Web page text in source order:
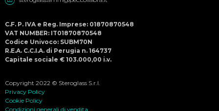
C.F. P. IVA e Reg. Imprese: 01870870548
VAT NUMBER: IT01870870548
Codice Univoco: SUBM70N
R.E.A. C.C.I.A. di Perugia n. 164737
Capitale sociale € 103.000,00 i.v.
Copyright 2022 © Steroglass S.r.l.
Privacy Policy
Cookie Policy
Condizioni generali di vendita